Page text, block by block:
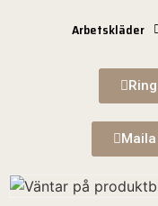
Arbetskläder